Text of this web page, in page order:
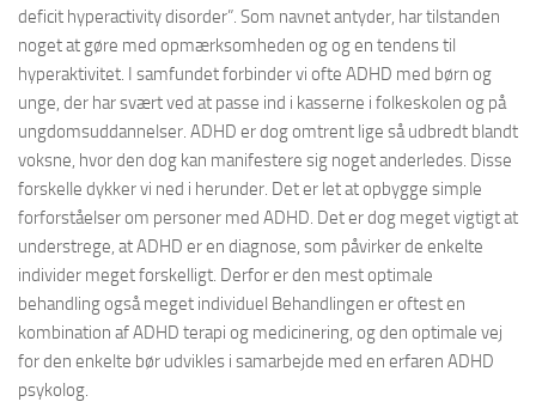
deficit hyperactivity disorder”. Som navnet antyder, har tilstanden
noget at gøre med opmærksomheden og og en tendens til
hyperaktivitet. I samfundet forbinder vi ofte ADHD med børn og
unge, der har svært ved at passe ind i kasserne i folkeskolen og på
ungdomsuddannelser. ADHD er dog omtrent lige så udbredt blandt
voksne, hvor den dog kan manifestere sig noget anderledes. Disse
forskelle dykker vi ned i herunder. Det er let at opbygge simple
forforståelser om personer med ADHD. Det er dog meget vigtigt at
understrege, at ADHD er en diagnose, som påvirker de enkelte
individer meget forskelligt. Derfor er den mest optimale
behandling også meget individuel Behandlingen er oftest en
kombination af ADHD terapi og medicinering, og den optimale vej
for den enkelte bør udvikles i samarbejde med en erfaren ADHD
psykolog.